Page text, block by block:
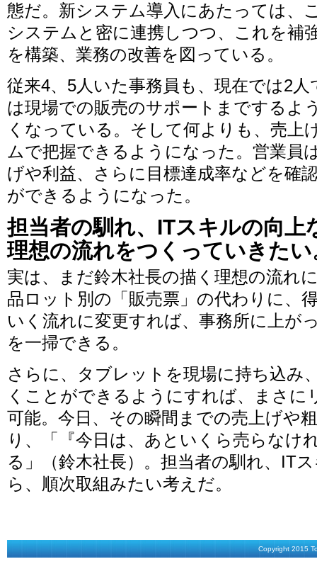
態だ。新システム導入にあたっては、
システムと密に連携しつつ、これを補
を構築、業務の改善を図っている。
従来4、5人いた事務員も、現在では2
は現場での販売のサポートまでするよ
くなっている。そして何よりも、売上
ムで把握できるようになった。営業員
げや利益、さらに目標達成率などを確
ができるようになった。
担当者の馴れ、ITスキルの向上
理想の流れをつくっていきたい
実は、まだ鈴木社長の描く理想の流れ
品ロット別の「販売票」の代わりに、
いく流れに変更すれば、事務所に上が
を一掃できる。
さらに、タブレットを現場に持ち込み
くことができるようにすれば、まさに
可能。今日、その瞬間までの売上げや
り、「『今日は、あといくら売らなけ
る」（鈴木社長）。担当者の馴れ、IT
ら、順次取組みたい考えだ。
Copyright 2015